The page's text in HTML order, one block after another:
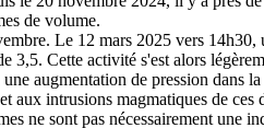
de volume.
Le 12 mars 2025 vers 14h30,
Cette activité s'est alors
augmentation de pression dans
intrusions magmatiques de
ne sont pas nécessairement une